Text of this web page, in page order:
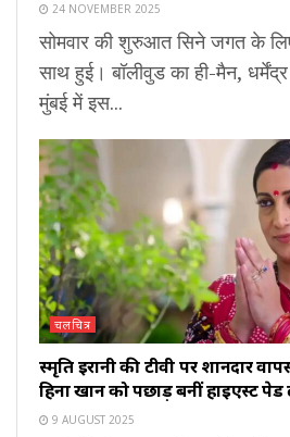
24 NOVEMBER 2025
सोमवार की शुरुआत सिने जगत के
साथ हुई। बॉलीवुड का ही-मैन,
मुंबई में इस...
चलचित्र
स्मृति ईरानी की टीवी पर शानदार
हिना खान को पछाड़ बनीं हाईएस्ट पेड
9 AUGUST 2025